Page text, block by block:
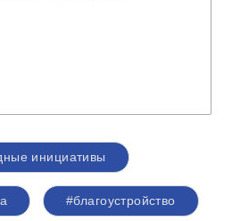
инициативы
#благоустройство